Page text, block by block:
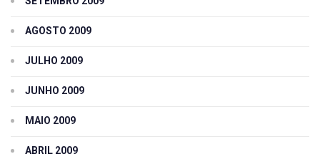
AGOSTO 2009
JULHO 2009
JUNHO 2009
MAIO 2009
ABRIL 2009